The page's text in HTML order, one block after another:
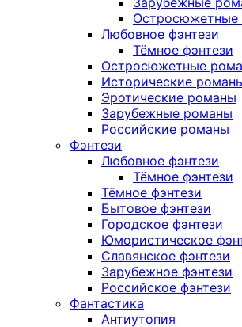
Остросюжетные
Любовное фэнтези
Тёмное фэнтези
Остросюжетные
Исторические
Эротические романы
Зарубежные романы
Российские романы
Фэнтези
Любовное фэнтези
Тёмное фэнтези
Тёмное фэнтези
Бытовое фэнтези
Городское фэнтези
Юмористическое
Славянское фэнтези
Зарубежное фэнтези
Российское фэнтези
Фантастика
Антиутопия